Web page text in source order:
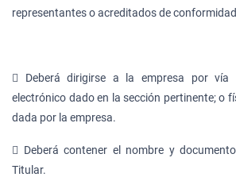
representantes o acreditados de
 Deberá dirigirse a la empresa por vía
electrónico dado en la sección pertinente; o
dada por la empresa.
 Deberá contener el nombre y
Titular.